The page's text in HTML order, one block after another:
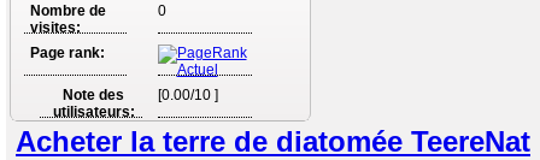
Nombre de
visites:
0
Page rank:
Note des
utilisateurs:
[0.00/10 ]
Acheter la terre de diatomée TeereNat